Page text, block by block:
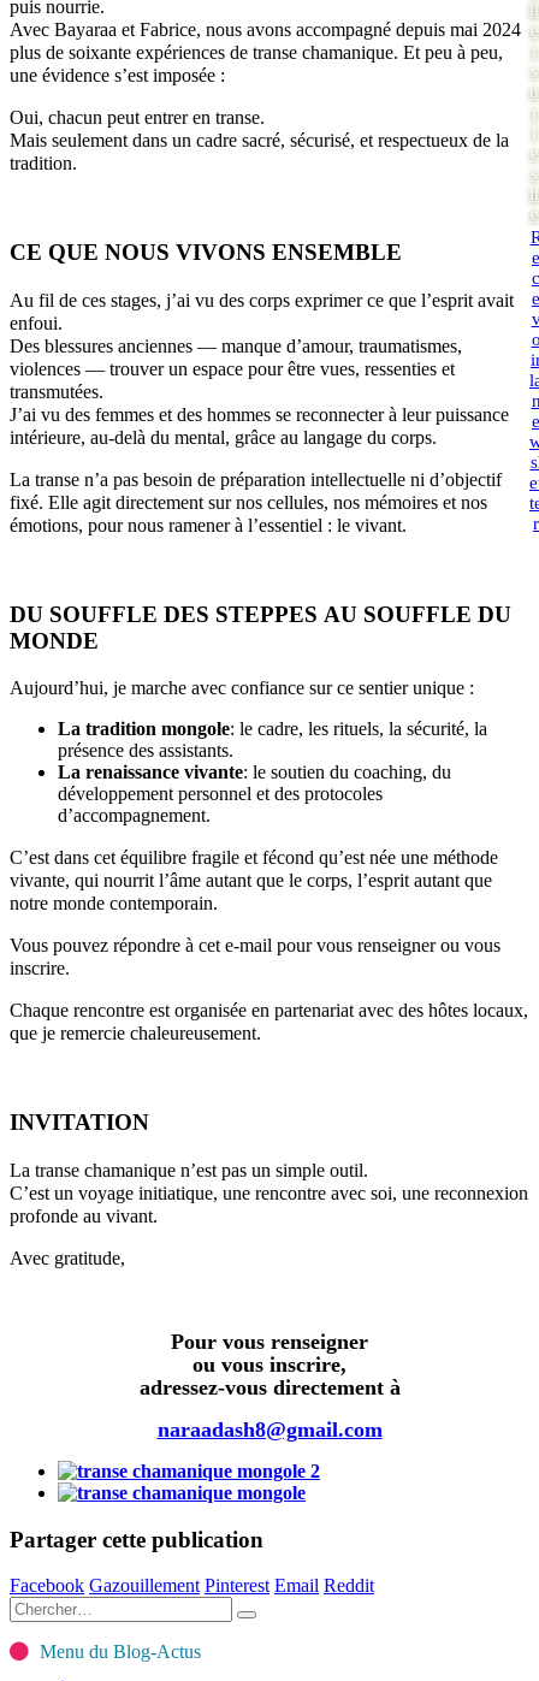
puis nourrie.
Avec Bayaraa et Fabrice, nous avons accompagné depuis mai 2024
plus de soixante expériences de transe chamanique. Et peu à peu,
une évidence s’est imposée :
Oui, chacun peut entrer en transe.
Mais seulement dans un cadre sacré, sécurisé, et respectueux de la
tradition.
CE QUE NOUS VIVONS ENSEMBLE
Au fil de ces stages, j’ai vu des corps exprimer ce que l’esprit avait
enfoui.
Des blessures anciennes — manque d’amour, traumatismes,
violences — trouver un espace pour être vues, ressenties et
transmutées.
J’ai vu des femmes et des hommes se reconnecter à leur puissance
intérieure, au-delà du mental, grâce au langage du corps.
La transe n’a pas besoin de préparation intellectuelle ni d’objectif
fixé. Elle agit directement sur nos cellules, nos mémoires et nos
émotions, pour nous ramener à l’essentiel : le vivant.
DU SOUFFLE DES STEPPES AU SOUFFLE DU
MONDE
Aujourd’hui, je marche avec confiance sur ce sentier unique :
La tradition mongole: le cadre, les rituels, la sécurité, la
présence des assistants.
La renaissance vivante: le soutien du coaching, du
développement personnel et des protocoles
d’accompagnement.
C’est dans cet équilibre fragile et fécond qu’est née une méthode
vivante, qui nourrit l’âme autant que le corps, l’esprit autant que
notre monde contemporain.
Vous pouvez répondre à cet e-mail pour vous renseigner ou vous
inscrire.
Chaque rencontre est organisée en partenariat avec des hôtes locaux,
que je remercie chaleureusement.
INVITATION
La transe chamanique n’est pas un simple outil.
C’est un voyage initiatique, une rencontre avec soi, une reconnexion
profonde au vivant.
Avec gratitude,
Pour vous renseigner
ou vous inscrire,
adressez-vous directement à
naraadash8@gmail.com
Partager cette publication
Facebook Gazouillement Pinterest Email Reddit
li
e
r
s
u
r
e
s
it
e
e
c
e
e
r
Menu du Blog-Actus